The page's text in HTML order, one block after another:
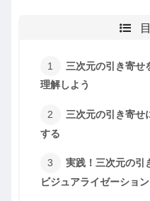
三次元の引き寄せ
理解しよう
三次元の引き寄せ
する
実践！三次元の引
ビジュアライゼーション